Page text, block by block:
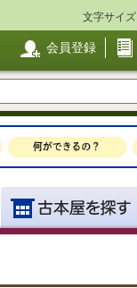
文字サイズ
会員登録